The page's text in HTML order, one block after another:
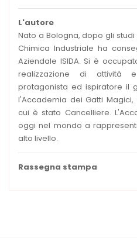
L'autore
Nato a Bologna, dopo gli
Chimica Industriale ha
Aziendale ISIDA. Si è
realizzazione di attività e
protagonista ed ispiratore il
l'Accademia dei Gatti
cui è stato Cancelliere.
oggi nel mondo a
alto livello.
Rassegna stampa